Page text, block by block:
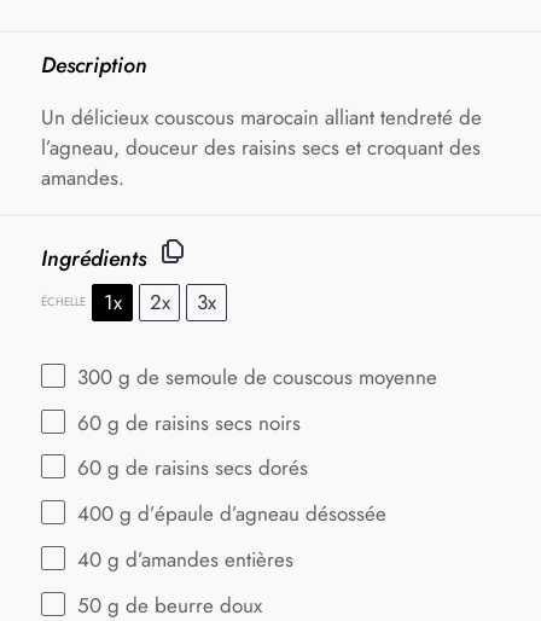
Description
Un délicieux couscous marocain alliant tendreté de
l’agneau, douceur des raisins secs et croquant des
amandes.
Ingrédients
ÉCHELLE 1x 2x 3x
300 g de semoule de couscous moyenne
60 g de raisins secs noirs
60 g de raisins secs dorés
400 g d’épaule d’agneau désossée
40 g d’amandes entières
50 g de beurre doux